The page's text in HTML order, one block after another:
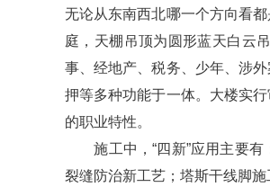
无论从东南西北哪一个方向看
庭，天棚吊顶为圆形蓝天白云
事、经地产、税务、少年、涉
押等多种功能于一体。大楼实
的职业特性。
施工中，“四新”应用主要有
裂缝防治新工艺；塔斯干线脚